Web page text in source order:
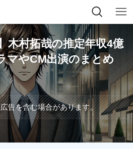
木村拓哉の推定年収4億
マやCM出演のまとめ
告を含む場合があります。